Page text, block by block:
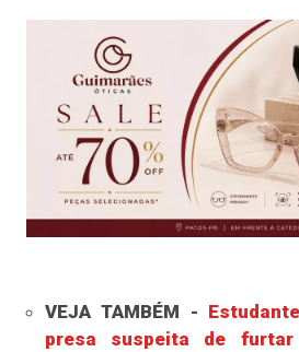
VEJA TAMBÉM -
presa suspeita de